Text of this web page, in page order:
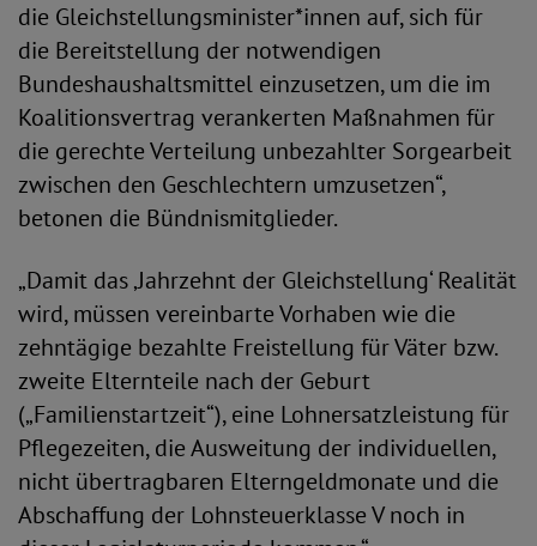
die Gleichstellungsminister*innen auf, sich für
die Bereitstellung der notwendigen
Bundeshaushaltsmittel einzusetzen, um die im
Koalitionsvertrag verankerten Maßnahmen für
die gerechte Verteilung unbezahlter Sorgearbeit
zwischen den Geschlechtern umzusetzen“,
betonen die Bündnismitglieder.
„Damit das ‚Jahrzehnt der Gleichstellung‘ Realität
wird, müssen vereinbarte Vorhaben wie die
zehntägige bezahlte Freistellung für Väter bzw.
zweite Elternteile nach der Geburt
(„Familienstartzeit“), eine Lohnersatzleistung für
Pflegezeiten, die Ausweitung der individuellen,
nicht übertragbaren Elterngeldmonate und die
Abschaffung der Lohnsteuerklasse V noch in